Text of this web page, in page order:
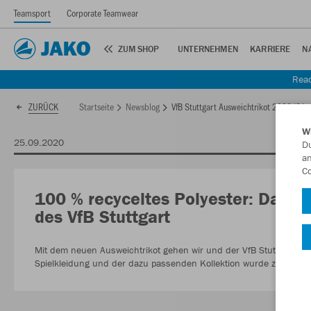
Teamsport Corporate Teamwear
ZUM SHOP UNTERNEHMEN KARRIERE
ZURÜCK Startseite Newsblog VfB Stuttgart Ausweichtrikot 2020/21
25.09.2020
100 % recyceltes Polyester: Das
des VfB Stuttgart
Mit dem neuen Ausweichtrikot gehen wir und der VfB Stuttgart
Spielkleidung und der dazu passenden Kollektion wurde zu 100